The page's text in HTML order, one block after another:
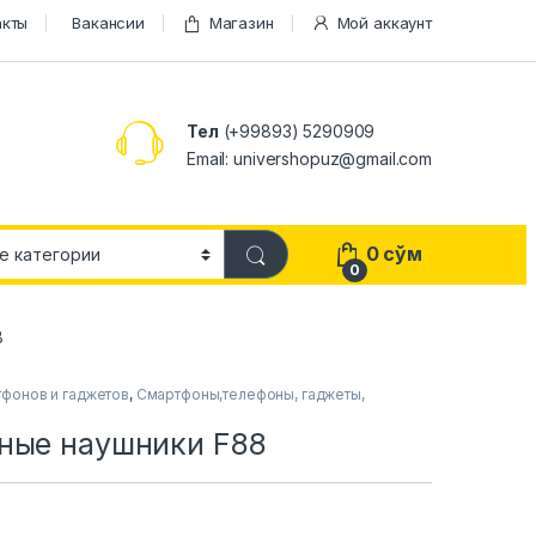
Вакансии Магазин Мой аккаунт
Тел (+99893) 5290909
Email: univershopuz@gmail.com
0
0 сўм
и гаджетов, Смартфоны,телефоны, гаджеты,
наушники F88